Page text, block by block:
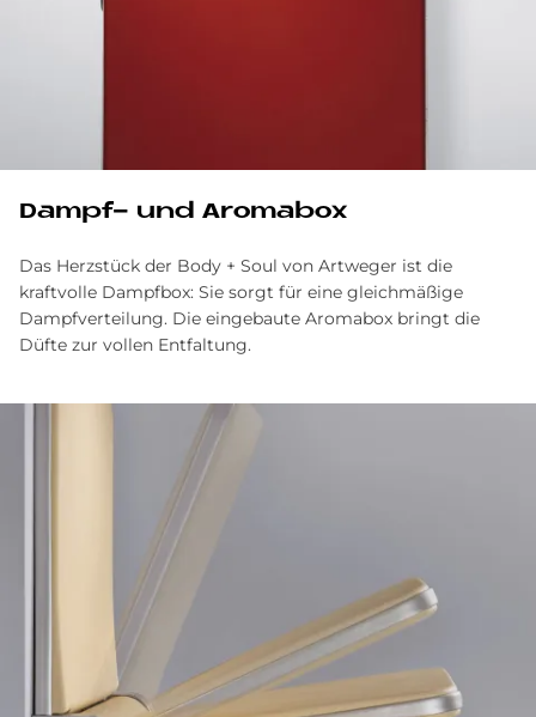
Dampf- und Aro­ma­box
Das Herzstück der Body + Soul von Artweger ist die
kraftvolle Dampfbox: Sie sorgt für eine gleichmäßige
Dampfverteilung. Die eingebaute Aromabox bringt die
Düfte zur vollen Entfaltung.